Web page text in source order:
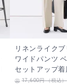
リネンライク
ワイドパンツ
セットアップ着
17,600円 （税込）